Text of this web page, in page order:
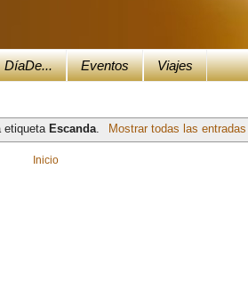
DíaDe... Eventos Viajes
etiqueta Escanda Mostrar todas las entradas
Inicio